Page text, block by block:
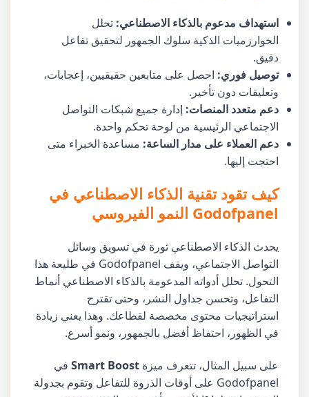
استهداف مدعوم بالذكاء الاصطناعي: تحلل
الخوارزميات الذكية سلوك الجمهور لتحقيق تفاعل
دقيق.
توصيل فوري: احصل على متابعين حقيقيين، إعجابات،
وتعليقات دون تأخير.
دعم متعدد المنصات: إدارة جميع شبكات التواصل
الاجتماعي الرئيسية من لوحة تحكم واحدة.
دعم العملاء على مدار الساعة: مساعدة الخبراء متى
احتجت إليها.
كيف تقود تقنية الذكاء الاصطناعي في
Godofpanel النمو الفيروسي
يحدث الذكاء الاصطناعي ثورة في تسويق وسائل
التواصل الاجتماعي، ويقف Godofpanel في طليعة هذا
التحول. تحلل أدواته المدعومة بالذكاء الاصطناعي أنماط
التفاعل، وتحسن جداول النشر، وحتى تقترح
استراتيجيات محتوى مخصصة لقطاعك. وهذا يعني زيادة
في الظهور، احتفاظ أفضل بالجمهور، ونمو أسرع.
على سبيل المثال، تتعرف ميزةSmart Boost في
Godofpanel على أوقات الذروة للتفاعل وتقوم بجدولة